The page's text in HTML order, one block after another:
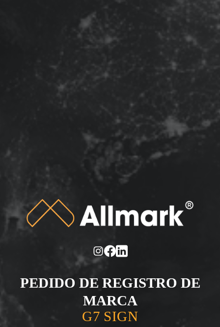
PEDIDO DE REGISTRO DE
MARCA
G7 SIGN